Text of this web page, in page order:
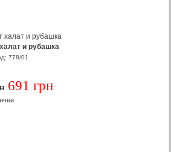
и рубашка
778/01
691 грн